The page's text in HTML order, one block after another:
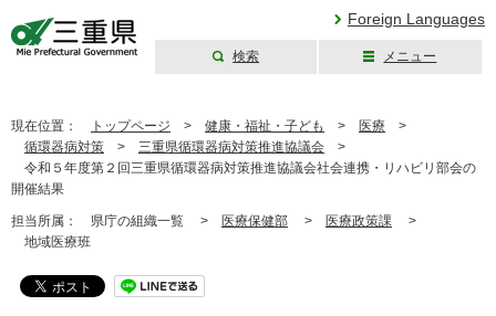
Foreign Languages
検索 メニュー
現在位置： トップページ > 健康・福祉・子ども > 医療 >
循環器病対策 > 三重県循環器病対策推進協議会 >
令和５年度第２回三重県循環器病対策推進協議会社会連携・リハビリ部会の
開催結果
担当所属： 県庁の組織一覧 > 医療保健部 > 医療政策課 >
地域医療班